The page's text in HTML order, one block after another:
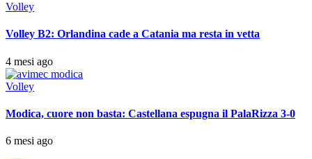
Volley
Volley B2: Orlandina cade a Catania ma resta in vetta
4 mesi ago
Volley
Modica, cuore non basta: Castellana espugna il PalaRizza 3-0
6 mesi ago